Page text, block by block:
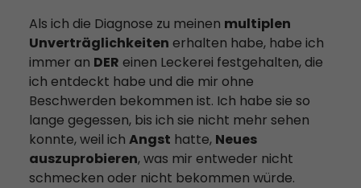
Als ich die Diagnose zu meinen multiplen
Unverträglichkeiten erhalten habe, habe ich
immer an DER einen Leckerei festgehalten, die
ich entdeckt habe und die mir ohne
Beschwerden bekommen ist. Ich habe sie so
lange gegessen, bis ich sie nicht mehr sehen
konnte, weil ich Angst hatte, Neues
auszuprobieren, was mir entweder nicht
schmecken oder nicht bekommen würde.